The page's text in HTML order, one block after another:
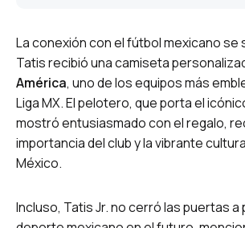
La conexión con el fútbol mexicano se
Tatis recibió una camiseta
América, uno de los equipos más
Liga MX.El pelotero, que porta el
mostró entusiasmado con el regalo,
importancia del club y la vibrante
México.
Incluso, Tatis Jr. no cerró las puertas a